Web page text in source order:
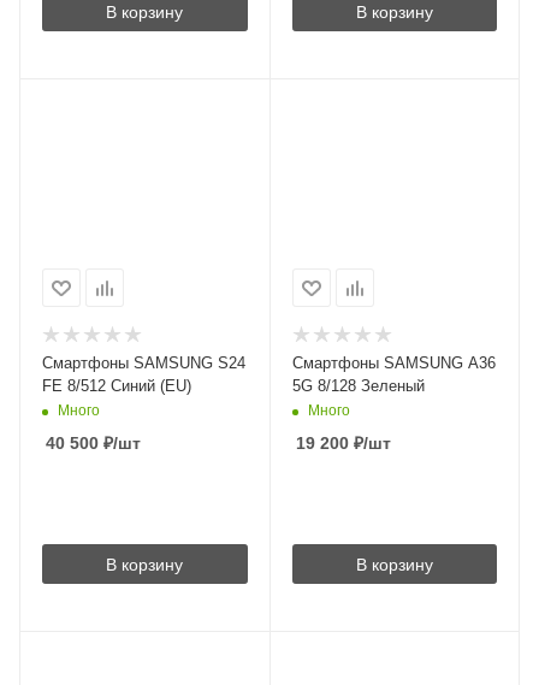
В корзину В корзину
Смартфоны SAMSUNG S24
FE 8/512 Синий (EU)
Много
40 500 ₽/шт
В корзину
Смартфоны SAMSUNG A36
5G 8/128 Зеленый
Много
19 200₽/шт
В корзину